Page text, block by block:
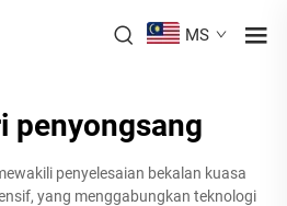
MS
penyongsang
penyelesaian bekalan kuasa
yang menggabungkan teknologi